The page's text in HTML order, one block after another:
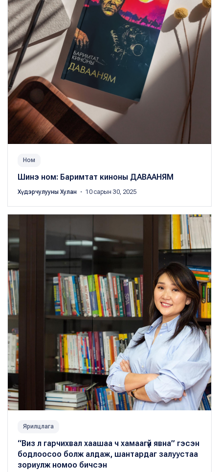
Ном
Шинэ ном: Баримтат киноны ДАВААНЯМ
Хүдэрчулууны Хулан ・ 10 сарын 30, 2025
Ярилцлага
“Виз л гарчихвал хаашаа ч хамаагүй явна” гэсэн
бодлоосоо болж алдаж, шантардаг залуустаа
зориулж номоо бичсэн